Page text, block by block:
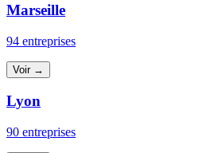
Marseille
94 entreprises
Voir →
Lyon
90 entreprises